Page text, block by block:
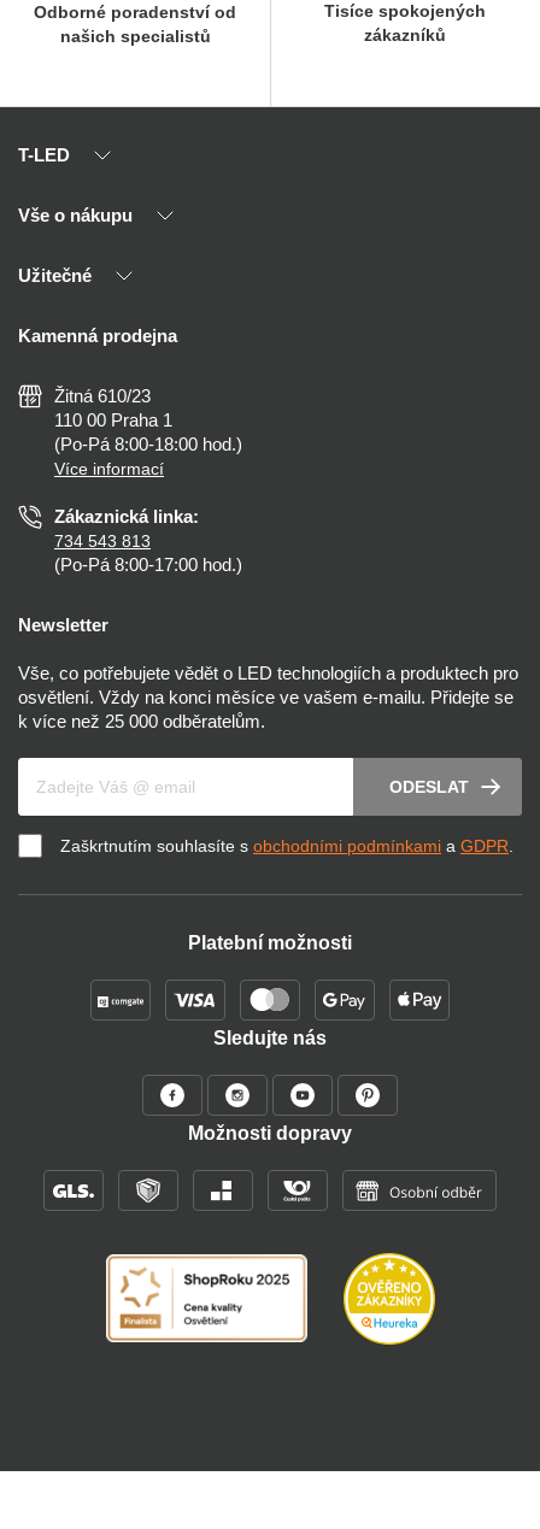
Odborné poradenství od
našich specialistů
Tisíce spokojených
zákazníků
T-LED
O nás
Kontakty
Vše o nákupu
Výhody T-LED
Montáž
Nejčastější dotazy
Než koupíte
Osvětlení dle místnosti
Užitečné
Reklamace a vrácení
Zásady ochrany soukromí
Nastavení cookies
Prohlášení o přístupnosti
Kamenná prodejna
Žitná 610/23
110 00 Praha 1
(Po-Pá 8:00-18:00 hod.)
Více informací
Zákaznická linka:
734 543 813
(Po-Pá 8:00-17:00 hod.)
Newsletter
Vše, co potřebujete vědět o LED technologiích a produktech pro
osvětlení. Vždy na konci měsíce ve vašem e-mailu. Přidejte se
k více než 25 000 odběratelům.
ODESLAT
Zaškrtnutím souhlasíte s obchodními podmínkami a GDPR
Platební možnosti
Sledujte nás
Možnosti dopravy